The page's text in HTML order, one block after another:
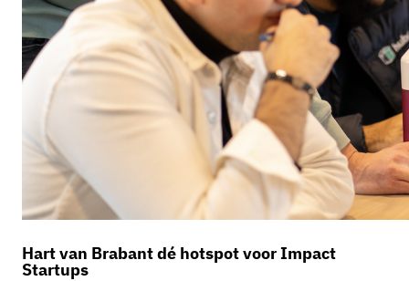
Hart van Brabant dé hotspot voor Impact
Startups